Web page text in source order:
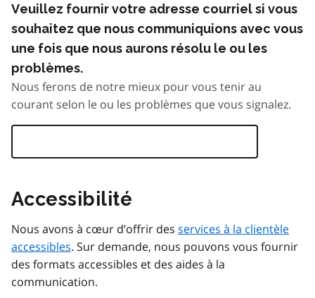
Veuillez fournir votre adresse courriel si vous
souhaitez que nous communiquions avec vous
une fois que nous aurons résolu le ou les
problèmes.
Nous ferons de notre mieux pour vous tenir au
courant selon le ou les problèmes que vous signalez.
Accessibilité
Nous avons à cœur d’offrir des services à la clientèle
accessibles. Sur demande, nous pouvons vous fournir
des formats accessibles et des aides à la
communication.